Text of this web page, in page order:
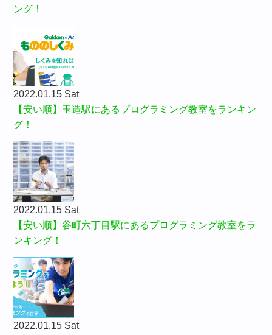
ング！
2022.01.15 Sat
【安い順】玉造駅にあるプログラミング教室をランキン
グ！
2022.01.15 Sat
【安い順】谷町六丁目駅にあるプログラミング教室をラ
ンキング！
2022.01.15 Sat